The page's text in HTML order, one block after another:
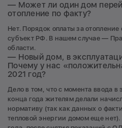
— Может ли один дом
отопление по факту?
Нет. Порядок оплаты за отопление
субъект РФ. В нашем случае —
области.
— Новый дом, в
Почему у нас
2021 год?
Дело в том, что с момента ввода
конца года жителям делали
нормативу (так как данных о
тепловой энергии домом еще